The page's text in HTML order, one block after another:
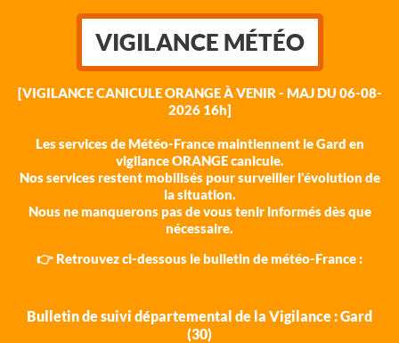
VIGILANCE MÉTÉO
[VIGILANCE CANICULE ORANGE À VENIR - MAJ DU 06-08-
2026 16h]
Les services de Météo-France maintiennent le Gard en
vigilance ORANGE canicule.
Nos services restent mobilisés pour surveiller l'évolution de
la situation.
Nous ne manquerons pas de vous tenir informés dès que
nécessaire.
👉 Retrouvez ci-dessous le bulletin de météo-France :
Bulletin de suivi départemental de la Vigilance : Gard
(30)